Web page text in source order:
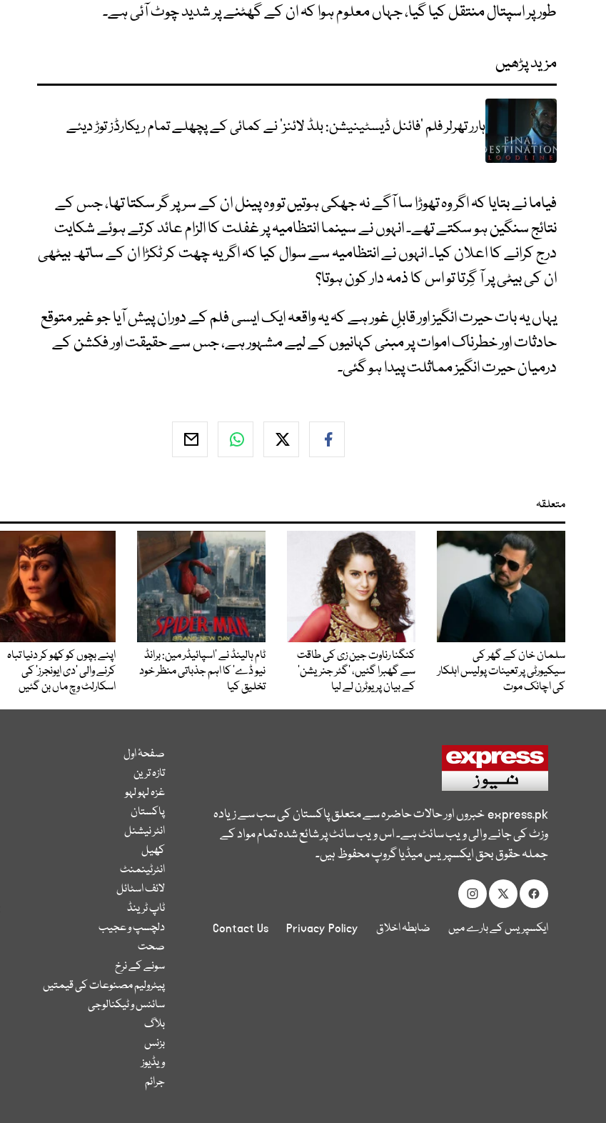
طور پر اسپتال منتقل کیا گیا، جہاں معلوم ہوا کہ ان کے گھٹنے پر شدید چوٹ آئی ہے۔
مزید پڑھیں
ہارر تھرلر فلم ’فائنل ڈیسٹینیشن: بلڈ لائنز‘ نے کمائی کے پچھلے تمام ریکارڈز توڑ دیئے
فیاما نے بتایا کہ اگر وہ تھوڑا سا آگے نہ جھکی ہوتیں تو وہ پینل ان کے سر پر گر سکتا تھا، جس کے
نتائج سنگین ہو سکتے تھے۔ انہوں نے سینما انتظامیہ پر غفلت کا الزام عائد کرتے ہوئے شکایت
درج کرانے کا اعلان کیا۔ انہوں نے انتظامیہ سے سوال کیا کہ اگر یہ چھت کر ٹکڑا ان کے ساتھ بیٹھی
ان کی بیٹی پر آ گِرتا تو اس کا ذمہ دار کون ہوتا؟
یہاں یہ بات حیرت انگیز اور قابلِ غور ہے کہ یہ واقعہ ایک ایسی فلم کے دوران پیش آیا جو غیر متوقع
حادثات اور خطرناک اموات پر مبنی کہانیوں کے لیے مشہور ہے، جس سے حقیقت اور فکشن کے
درمیان حیرت انگیز مماثلت پیدا ہو گئی۔
متعلقہ
سلمان خان کے گھر کی
سیکیورٹی پر تعینات پولیس اہلکار
کی اچانک موت
کنگنا رناوت جین زی کی طاقت
سے گھبرا گئیں، ’گٹر جنریشن‘
کے بیان پر یوٹرن لے لیا
ٹام ہالینڈ نے ’اسپائیڈر مین: برانڈ
نیو ڈے‘ کا اہم جذباتی منظر خود
تخلیق کیا
اپنے بچوں کو کھو کر دنیا تباہ
کرنے والی ’دی ایونجرز‘ کی
اسکارلٹ وچ ماں بن گئیں
express.pkخبروں اور حالات حاضرہ سے متعلق پاکستان کی سب سے زیادہ
وزٹ کی جانے والی ویب سائٹ ہے۔ اس ویب سائٹ پر شائع شدہ تمام مواد کے
جملہ حقوق بحق ایکسپریس میڈیا گروپ محفوظ ہیں۔
ایکسپریس کے بارے میں ضابطہ اخلاق Privacy Policy
Contact Us
صفحۂ اول
تازہ ترین
غزہ لہو لہو
پاکستان
انٹر نیشنل
کھیل
انٹرٹینمنٹ
لائف اسٹائل
ٹاپ ٹرینڈ
دلچسپ و عجیب
صحت
سونے کے نرخ
پیٹرولیم مصنوعات کی قیمتیں
سائنس و ٹیکنالوجی
بلاگ
بزنس
ویڈیوز
جرائم